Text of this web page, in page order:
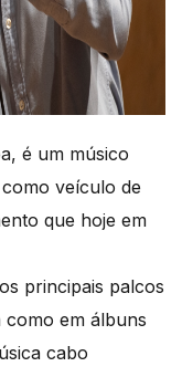
é um músico
veículo de
que hoje em
principais palcos
como em álbuns
cabo